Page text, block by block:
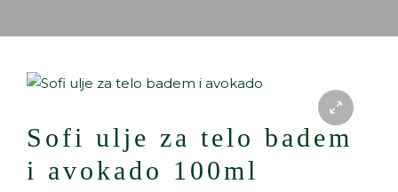
Sofi ulje za telo badem
i avokado 100ml